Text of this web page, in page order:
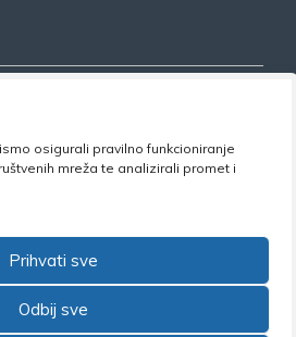
osigurali pravilno funkcioniranje
mreža te analizirali promet i
Prihvati sve
Odbij sve
znanosti i visokog
18A / VI kat • 10 000
337 •Email: